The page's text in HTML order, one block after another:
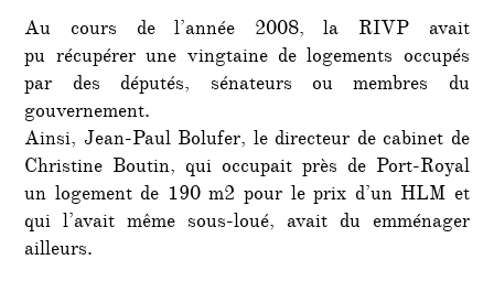
Au cours de l’année 2008, la RIVP avait
pu récupérer une vingtaine de logements occupés
par des députés, sénateurs ou membres du
gouvernement.
Ainsi, Jean-Paul Bolufer, le directeur de cabinet de
Christine Boutin, qui occupait près de Port-Royal
un logement de 190 m2 pour le prix d’un HLM et
qui l’avait même sous-loué, avait du emménager
ailleurs.